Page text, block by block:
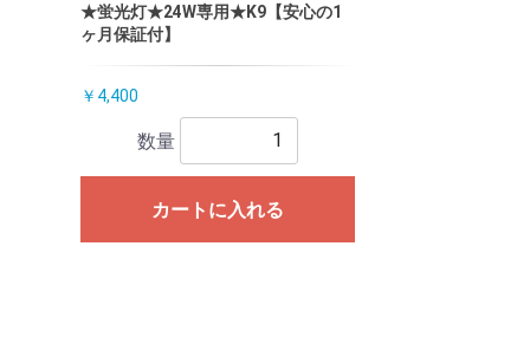
★蛍光灯★24W専用★K9【安心の1
ヶ月保証付】
￥4,400
数量
カートに入れる